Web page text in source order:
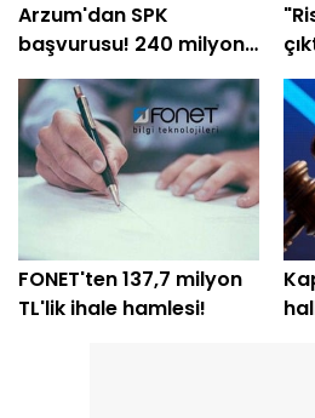
Arzum'dan SPK
başvurusu! 240 milyon
TL'lik plan açıklandı
FONET'ten 137,7 milyon
TL'lik ihale hamlesi!